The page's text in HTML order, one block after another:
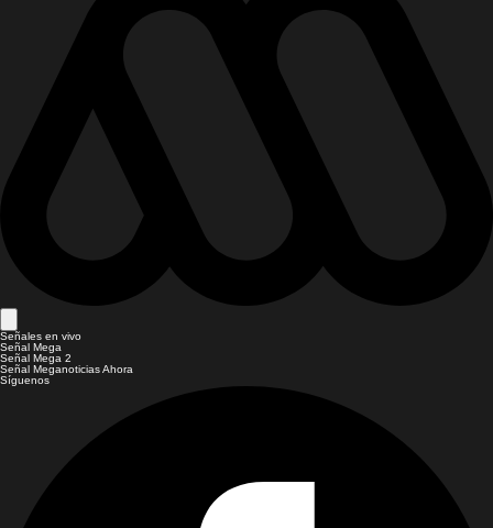
Señales en vivo
Señal Mega
Señal Mega 2
Señal Meganoticias Ahora
Síguenos